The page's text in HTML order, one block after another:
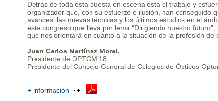
Detrás de toda esta puesta en escena está el trabajo y
organizador que, con su esfuerzo e ilusión, han conseguido
avances, las nuevas técnicas y los últimos estudios en el
este congreso que lleva por lema “Dirigiendo nuestro
que nos orientará en cuanto a la situación de la profesión
Juan Carlos Martínez Moral.
Presidente de OPTOM’18
Presidente del Consejo General de Colegios de Ópticos-
+ información